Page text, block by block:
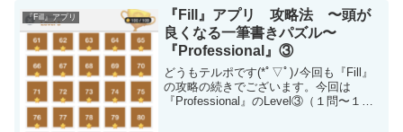
『Fill』アプリ
『Fill』アプリ 攻略法 〜頭が
良くなる一筆書きパズル〜
『Professional』③
どうもテルポです(*ﾟ▽ﾟ)ﾉ今回も『Fill』
の攻略の続きでございます。今回は
『Professional』のLevel③（１問〜１０